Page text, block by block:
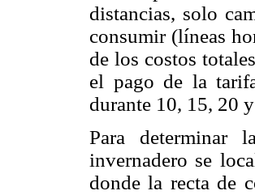
distancias, solo
consumir (líneas
de los costos
el pago de la
durante 10, 15, 20
Para determinar
invernadero se
donde la recta de